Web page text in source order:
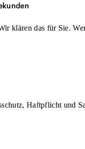
klären das für Sie.
Haftpflicht und